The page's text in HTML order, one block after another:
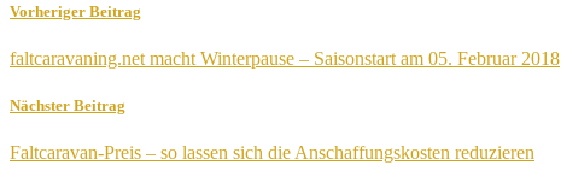
Vorheriger Beitrag
faltcaravaning.net macht Winterpause – Saisonstart am 05. Februar 2018
Nächster Beitrag
Faltcaravan-Preis – so lassen sich die Anschaffungskosten reduzieren